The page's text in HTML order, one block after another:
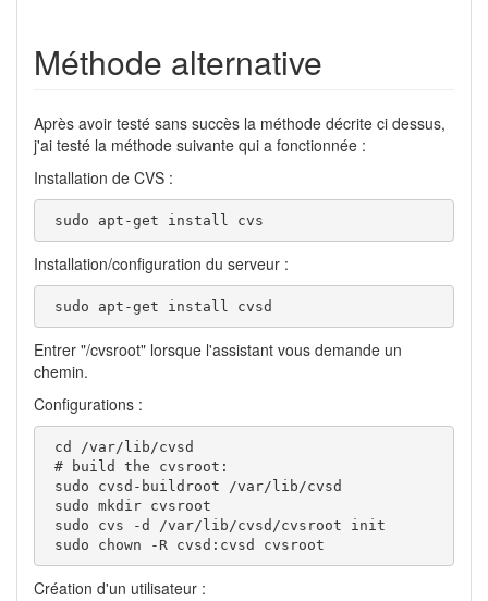
Méthode alternative
Après avoir testé sans succès la méthode décrite ci dessus,
j'ai testé la méthode suivante qui a fonctionnée :
Installation de CVS :
sudo apt-get install cvs
Installation/configuration du serveur :
sudo apt-get install cvsd
Entrer "/cvsroot" lorsque l'assistant vous demande un
chemin.
Configurations :
cd /var/lib/cvsd
# build the cvsroot:
sudo cvsd-buildroot /var/lib/cvsd
sudo mkdir cvsroot
sudo cvs -d /var/lib/cvsd/cvsroot init
sudo chown -R cvsd:cvsd cvsroot
Création d'un utilisateur :